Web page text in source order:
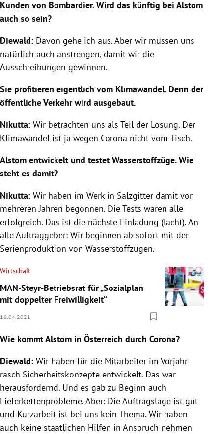
Kunden von Bombardier. Wird das künftig bei Alstom
auch so sein?
Diewald: Davon gehe ich aus. Aber wir müssen uns
natürlich auch anstrengen, damit wir die
Ausschreibungen gewinnen.
Sie profitieren eigentlich vom Klimawandel. Denn der
öffentliche Verkehr wird ausgebaut.
Nikutta: Wir betrachten uns als Teil der Lösung. Der
Klimawandel ist ja wegen Corona nicht vom Tisch.
Alstom entwickelt und testet Wasserstoffzüge. Wie
steht es damit?
Nikutta: Wir haben im Werk in Salzgitter damit vor
mehreren Jahren begonnen. Die Tests waren alle
erfolgreich. Das ist die nächste Einladung (lacht). An
alle Auftraggeber: Wir beginnen ab sofort mit der
Serienproduktion von Wasserstoffzügen.
Wirtschaft
MAN-Steyr-Betriebsrat für „Sozialplan
mit doppelter Freiwilligkeit“
16.04.2021
Wie kommt Alstom in Österreich durch Corona?
Diewald: Wir haben für die Mitarbeiter im Vorjahr
rasch Sicherheitskonzepte entwickelt. Das war
herausfordernd. Und es gab zu Beginn auch
Lieferkettenprobleme. Aber: Die Auftragslage ist gut
und Kurzarbeit ist bei uns kein Thema. Wir haben
auch keine staatlichen Hilfen in Anspruch nehmen